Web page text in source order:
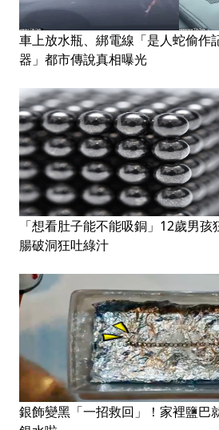
車上放水瓶、綁電線「是人蛇偷作
器」都市傳說真相曝光
「想看肚子能不能吸銅」12歲男
腸破洞狂吐綠汁
銀飾變黑「一招救回」！家裡鹽巴